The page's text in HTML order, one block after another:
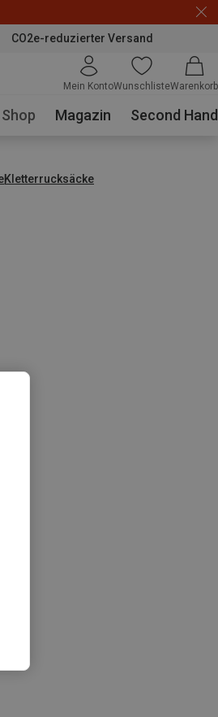
CO2e-reduzierter Versand
Mein KontoWunschlisteWarenkorb
Shop Magazin Second Hand
Kletterrucksäcke